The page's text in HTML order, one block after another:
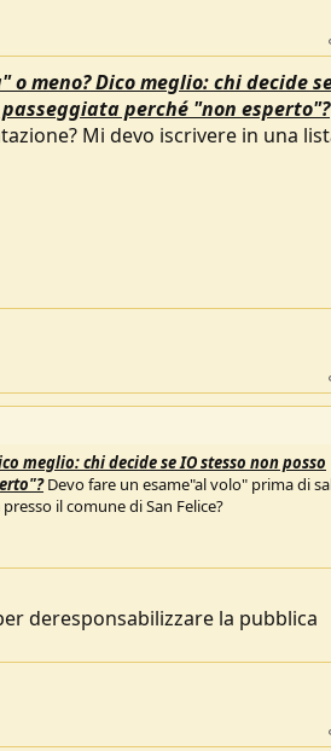
meno? Dico meglio: chi decide
perché "non esperto"?
Mi devo iscrivere in una
meglio: chi decide se IO stesso non posso
Devo fare un esame"al volo" prima di
il comune di San Felice?
deresponsabilizzare la pubblica